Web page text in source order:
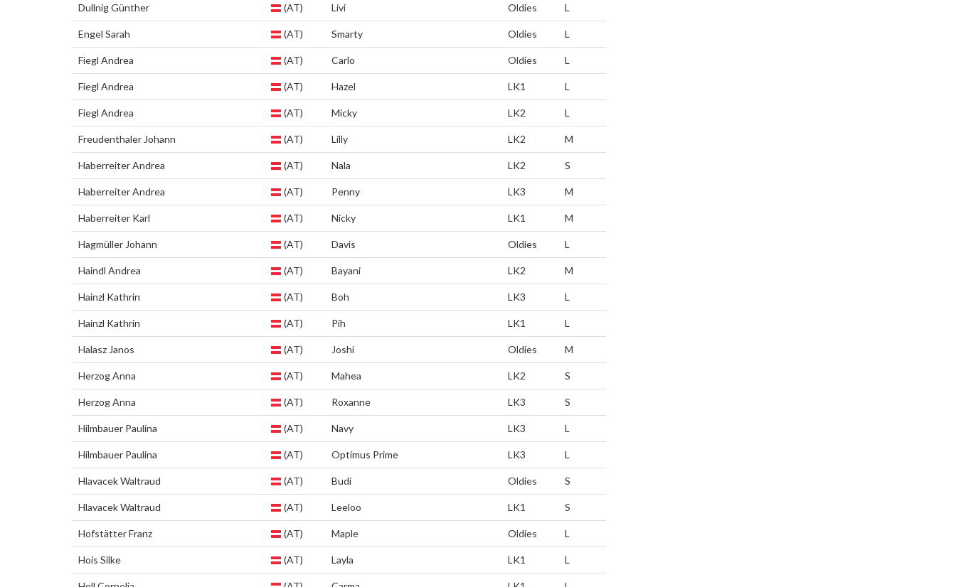
Dullnig Günther (AT) Livi Oldies L
Engel Sarah (AT) Smarty Oldies L
Fiegl Andrea (AT) Carlo Oldies L
Fiegl Andrea (AT) Hazel LK1 L
Fiegl Andrea (AT) Micky LK2 L
Freudenthaler Johann (AT) Lilly LK2 M
Haberreiter Andrea (AT) Nala LK2 S
Haberreiter Andrea (AT) Penny LK3 M
Haberreiter Karl (AT) Nicky LK1 M
Hagmüller Johann (AT) Davis Oldies L
Haindl Andrea (AT) Bayani LK2 M
Hainzl Kathrin (AT) Boh LK3 L
Hainzl Kathrin (AT) Pih LK1 L
Halasz Janos (AT) Joshi Oldies M
Herzog Anna (AT) Mahea LK2 S
Herzog Anna (AT) Roxanne LK3 S
Hilmbauer Paulina (AT) Navy LK3 L
Hilmbauer Paulina (AT) Optimus Prime LK3 L
Hlavacek Waltraud (AT) Budi Oldies S
Hlavacek Waltraud (AT) Leeloo LK1 S
Hofstätter Franz (AT) Maple Oldies L
Hois Silke (AT) Layla LK1 L